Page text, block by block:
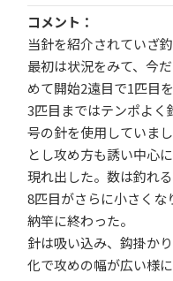
コメント
当針を紹介されていざ釣
最初は状況をみて、今
めて開始2遠目で1匹目を
3匹目まではテンポよく
号の針を使用していま
とし攻め方も誘い中心
現れ出した。数は釣れ
8匹目がさらに小さく
納竿に終わった。
針は吸い込み、鈎掛か
化で攻めの幅が広い様に